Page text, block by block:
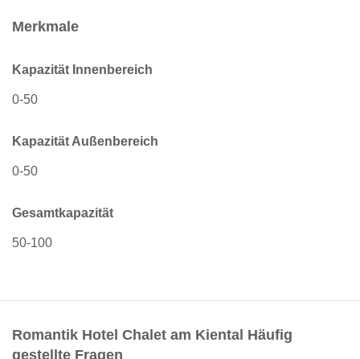
Merkmale
Kapazität Innenbereich
0-50
Kapazität Außenbereich
0-50
Gesamtkapazität
50-100
Romantik Hotel Chalet am Kiental Häufig
gestellte Fragen